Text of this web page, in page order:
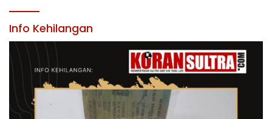
Info Kehilangan